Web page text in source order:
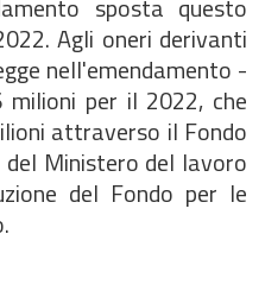
sposta questo
Agli oneri derivanti
nell'emendamento -
milioni per il 2022, che
attraverso il Fondo
Ministero del lavoro
del Fondo per le